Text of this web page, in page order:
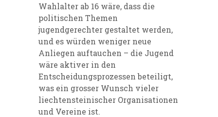
Wahlalter ab 16 wäre, dass die
politischen Themen
jugendgerechter gestaltet werden,
und es würden weniger neue
Anliegen auftauchen – die Jugend
wäre aktiver in den
Entscheidungsprozessen beteiligt,
was ein grosser Wunsch vieler
liechtensteinischer Organisationen
und Vereine ist.